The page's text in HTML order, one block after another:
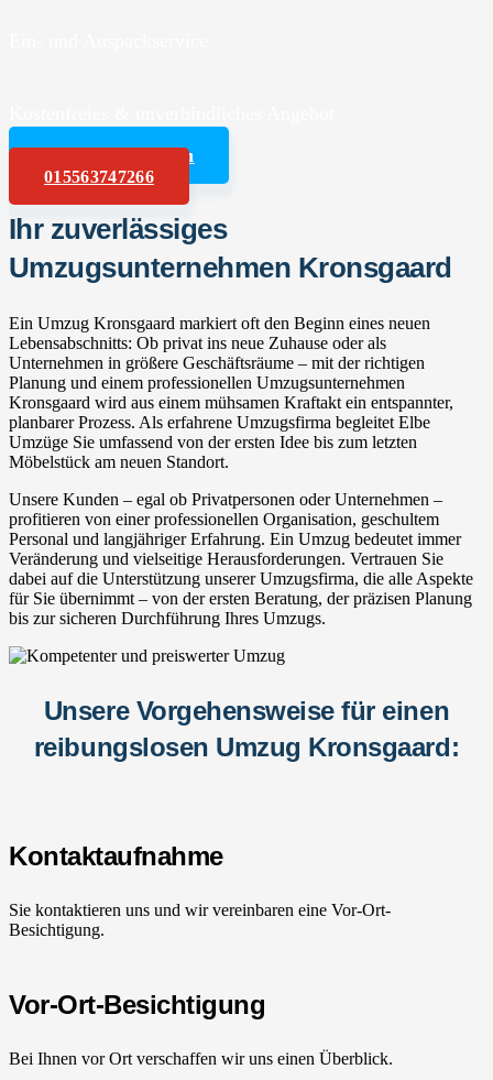
Angebot anfordern
015563747266
Ihr zuverlässiges
Umzugsunternehmen Kronsgaard
Ein Umzug Kronsgaard markiert oft den Beginn eines neuen
Lebensabschnitts: Ob privat ins neue Zuhause oder als
Unternehmen in größere Geschäftsräume – mit der richtigen
Planung und einem professionellen Umzugsunternehmen
Kronsgaard wird aus einem mühsamen Kraftakt ein entspannter,
planbarer Prozess. Als erfahrene Umzugsfirma begleitet Elbe
Umzüge Sie umfassend von der ersten Idee bis zum letzten
Möbelstück am neuen Standort.
Unsere Kunden – egal ob Privatpersonen oder Unternehmen –
profitieren von einer professionellen Organisation, geschultem
Personal und langjähriger Erfahrung. Ein Umzug bedeutet immer
Veränderung und vielseitige Herausforderungen. Vertrauen Sie
dabei auf die Unterstützung unserer Umzugsfirma, die alle Aspekte
für Sie übernimmt – von der ersten Beratung, der präzisen Planung
bis zur sicheren Durchführung Ihres Umzugs.
Unsere Vorgehensweise für einen
reibungslosen Umzug Kronsgaard:
Kontaktaufnahme
Sie kontaktieren uns und wir vereinbaren eine Vor-Ort-
Besichtigung.
Vor-Ort-Besichtigung
Bei Ihnen vor Ort verschaffen wir uns einen Überblick.